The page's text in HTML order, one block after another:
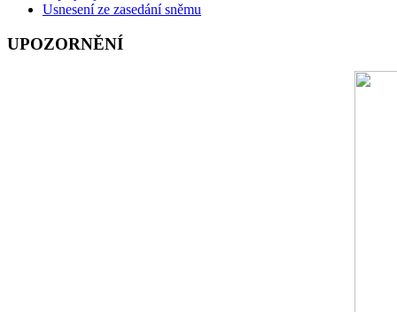
Usnesení ze zasedání sněmu
UPOZORNĚNÍ